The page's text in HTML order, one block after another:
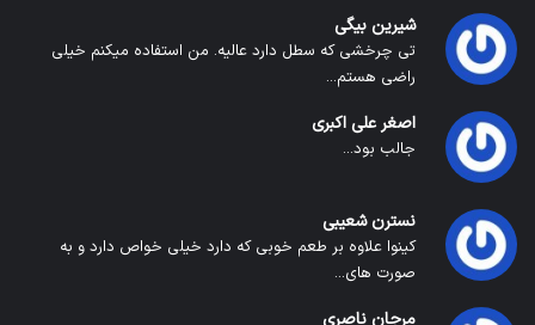
شیرین بیگی
تی چرخشی که سطل دارد عالیه. من استفاده میکنم خیلی
راضی هستم...
اصغر علی اکبری
جالب بود...
نسترن شعیبی
کینوا علاوه بر طعم خوبی که دارد خیلی خواص دارد و به
صورت های...
مرجان ناصری